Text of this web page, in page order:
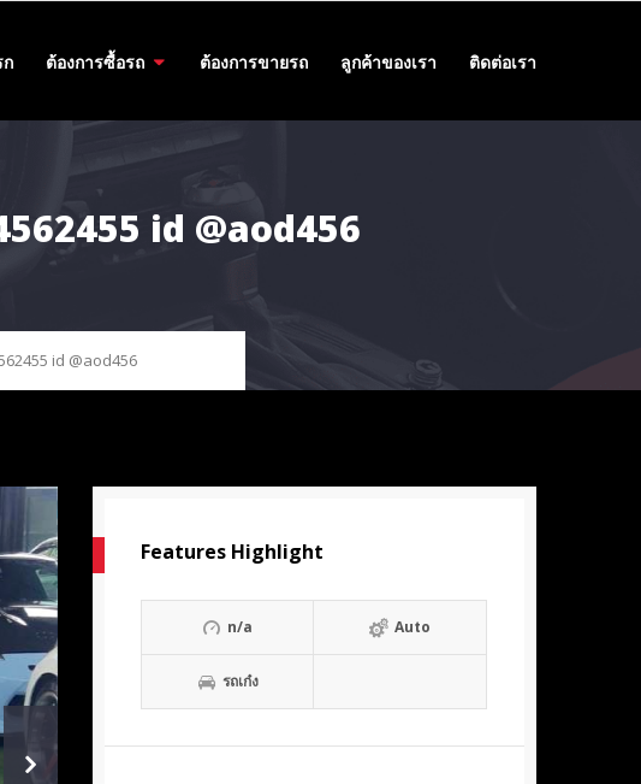
ต้องการซื้อรถ ต้องการขายรถ ลูกค้าของเรา ติดต่อเรา
id @aod456
id @aod456
Features Highlight
n/a Auto
รถเก๋ง